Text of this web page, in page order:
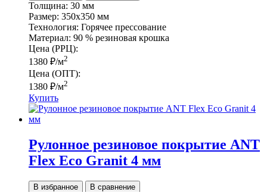
Толщина: 30 мм
Размер: 350х350 мм
Технология: Горячее прессование
Материал: 90 % резиновая крошка
Цена (РРЦ):
1380 ₽/м2
Цена (ОПТ):
1380 ₽/м2
Купить
Рулонное резиновое покрытие ANT
Flex Eco Granit 4 мм
В избранное В сравнение